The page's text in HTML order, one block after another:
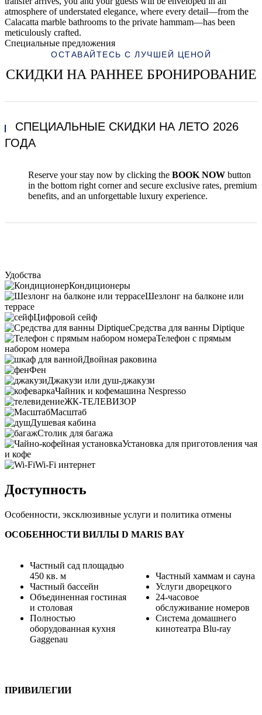
atmosphere of understated elegance, where every detail—from the
Calacatta marble bathrooms to the private hammam—has been
meticulously crafted.
Специальные предложения
ОСТАВАЙТЕСЬ С ЛУЧШЕЙ ЦЕНОЙ
СКИДКИ НА РАННЕЕ БРОНИРОВАНИЕ
СПЕЦИАЛЬНЫЕ СКИДКИ НА ЛЕТО 2026
ГОДА
Reserve your stay now by clicking the BOOK NOW button
in the bottom right corner and secure exclusive rates, premium
benefits, and an unforgettable luxury experience.
Удобства
Кондиционеры
Шезлонг на балконе или
террасе
Цифровой сейф
Средства для ванны Diptique
Телефон с прямым
набором номера
Двойная раковина
Фен
Джакузи или душ-джакузи
Чайник и кофемашина Nespresso
ЖК-ТЕЛЕВИЗОР
Масштаб
Душевая кабина
Столик для багажа
Установка для приготовления чая
и кофе
Wi-Fi интернет
Доступность
Особенности, эксклюзивные услуги и политика отмены
ОСОБЕННОСТИ ВИЛЛЫ D MARIS BAY
Частный сад площадью
450 кв. м
Частный бассейн
Объединенная гостиная
и столовая
Полностью
оборудованная кухня
Gaggenau
Частный хаммам и сауна
Услуги дворецкого
24-часовое
обслуживание номеров
Система домашнего
кинотеатра Blu-ray
ПРИВИЛЕГИИ